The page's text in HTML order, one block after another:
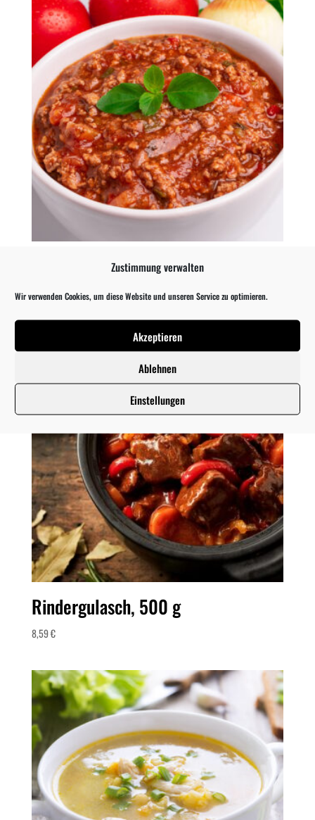
Zustimmung verwalten
Wir verwenden Cookies, um diese Website und unseren Service zu optimieren.
Akzeptieren
Ablehnen
Einstellungen
Sauce Bolognese, 500 g
7,69€
Rindergulasch, 500 g
8,59€